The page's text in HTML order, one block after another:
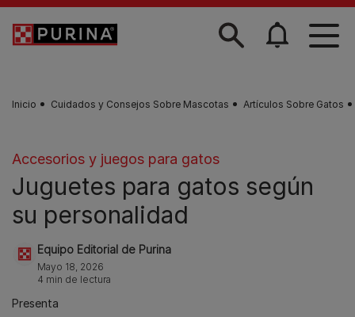
Skip to main content
Inicio Cuidados y Consejos Sobre Mascotas Artículos Sobre Gatos
Accesorios y juegos para gatos
Juguetes para gatos según
su personalidad
Equipo Editorial de Purina
Mayo 18, 2026
4 min de lectura
Presenta